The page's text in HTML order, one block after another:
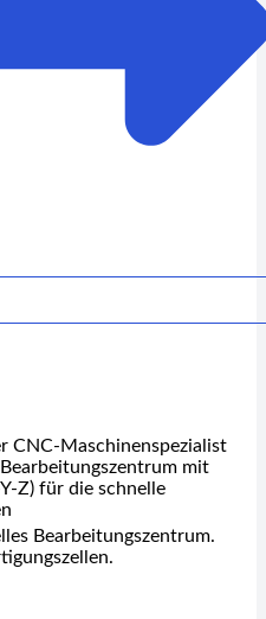
CNC-Maschinenspezialist
mit
Z) für die schnelle
Bearbeitungszentrum.